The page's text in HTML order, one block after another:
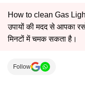
How to clean Gas
उपायों की मदद से आपका
मिनटों में चमक सकता है।
Follow